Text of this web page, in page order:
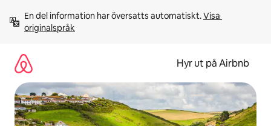
innehåll
En del information har översatts automatiskt. Visa
originalspråk
Hyr ut på Airbnb